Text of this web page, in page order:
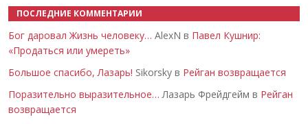
ПОСЛЕДНИЕ КОММЕНТАРИИ
Бог даровал Жизнь человеку… AlexN в Павел Кушнир:
«Продаться или умереть»
Большое спасибо, Лазарь! Sikorsky в Рейган возвращается
Поразительно выразительное… Лазарь Фрейдгейм в Рейган
возвращается